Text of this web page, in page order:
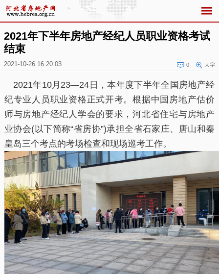
2021年下半年房地产经纪人员职业资格考试
结束
2021-10-26 16:20:03 0 大字
2021年10月23—24日，本年度下半年全国房地产经
纪专业人员职业资格正式开考。根据中国房地产估价
师与房地产经纪人学会的要求，河北省住宅与房地产
业协会(以下简称“省房协”)承担全省石家庄、唐山和秦
皇岛三个考点的考场检查和现场巡考工作。